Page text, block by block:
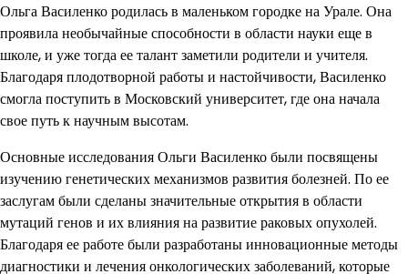
Ольга Василенко родилась в маленьком городке на Урале. Она
проявила необычайные способности в области науки еще в
школе, и уже тогда ее талант заметили родители и учителя.
Благодаря плодотворной работы и настойчивости, Василенко
смогла поступить в Московский университет, где она начала
свое путь к научным высотам.
Основные исследования Ольги Василенко были посвящены
изучению генетических механизмов развития болезней. По ее
заслугам были сделаны значительные открытия в области
мутаций генов и их влияния на развитие раковых опухолей.
Благодаря ее работе были разработаны инновационные методы
диагностики и лечения онкологических заболеваний, которые